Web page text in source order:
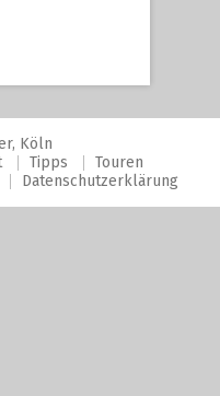
Köln
Tipps
Touren
Datenschutzerklärung